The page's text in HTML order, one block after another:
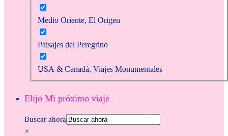
Medio Oriente, El Origen
Paisajes del Peregrino
USA & Canadá, Viajes Monumentales
Elijo Mi próximo viaje
Buscar ahora
×